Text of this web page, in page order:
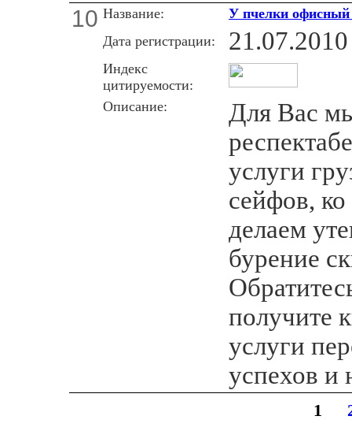
10 Название:
У пчелки офисный
Дата регистрации:
21.07.2010
Индекс
цитируемости:
Описание:
Для Вас
услуги
сейфов,
делаем
бурение
получите
услуги
успехов и
1